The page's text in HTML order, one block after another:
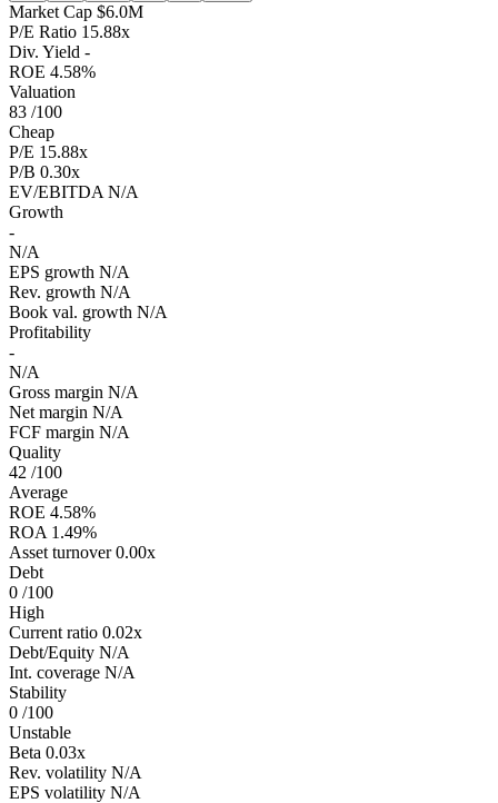
Market Cap $6.0M
P/E Ratio 15.88x
Div. Yield -
ROE 4.58%
Valuation
83 /100
Cheap
P/E 15.88x
P/B 0.30x
EV/EBITDA N/A
Growth
-
N/A
EPS growth N/A
Rev. growth N/A
Book val. growth N/A
Profitability
-
N/A
Gross margin N/A
Net margin N/A
FCF margin N/A
Quality
42 /100
Average
ROE 4.58%
ROA 1.49%
Asset turnover 0.00x
Debt
0 /100
High
Current ratio 0.02x
Debt/Equity N/A
Int. coverage N/A
Stability
0 /100
Unstable
Beta 0.03x
Rev. volatility N/A
EPS volatility N/A